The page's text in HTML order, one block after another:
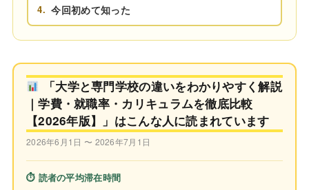
4. 今回初めて知った
「大学と専門学校の違いをわかりやすく解説
｜学費・就職率・カリキュラムを徹底比較
【2026年版】」はこんな人に読まれています
2026年6月1日 〜 2026年7月1日
⏱ 読者の平均滞在時間